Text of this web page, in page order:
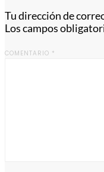
Tu dirección de
Los campos
COMENTARIO *